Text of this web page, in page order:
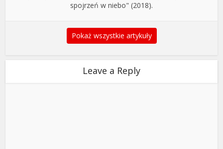
spojrzeń w niebo" (2018).
Pokaż wszystkie artykuły
Leave a Reply